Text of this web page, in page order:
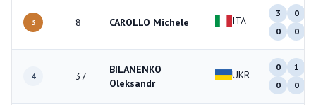
3 8 CAROLLO Michele ITA
3
0
0
0
4 37
BILANENKO
Oleksandr
UKR
0
1
0
0